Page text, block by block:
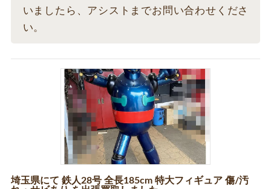
いましたら、アシストまでお問い合わせくださ
い。
埼玉県にて 鉄人28号 全長185cm 特大フィギュア 傷/汚